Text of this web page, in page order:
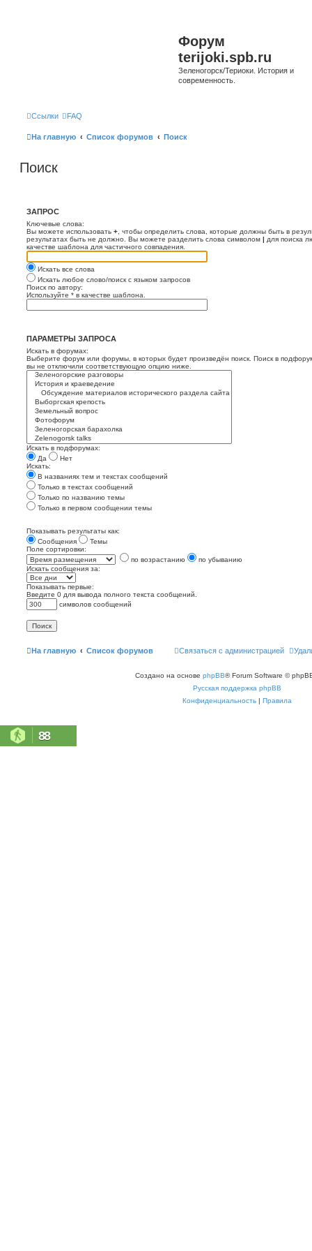
Форум
terijoki.spb.ru
Зеленогорск/Териоки. История и
современность.
Ссылки FAQ
На главную Список форумов Поиск
Поиск
ЗАПРОС
Ключевые слова:
Вы можете использовать + , чтобы определить слова, которые должны быть в
результатах быть не должно. Вы можете разделить слова символом | для поиска
качестве шаблона для частичного совпадения.
Искать все слова
Искать любое слово/поиск с языком запросов
Поиск по автору:
Используйте * в качестве шаблона.
ПАРАМЕТРЫ ЗАПРОСА
Искать в форумах:
Выберите форум или форумы, в которых будет произведён поиск. Поиск в
вы не отключили соответствующую опцию ниже.
Искать в подфорумах:
Да
Нет
Искать:
В названиях тем и текстах сообщений
Только в текстах сообщений
Только по названию темы
Только в первом сообщении темы
Показывать результаты как:
Сообщения
Темы
Поле сортировки:
по возрастанию
по убыванию
Искать сообщения за:
Показывать первые:
Введите 0 для вывода полного текста сообщений.
символов сообщений
На главную Список форумов Связаться с администрацией
Создано на основе phpBB® Forum Software ©
Русская поддержка phpBB
Конфиденциальность | Правила
88